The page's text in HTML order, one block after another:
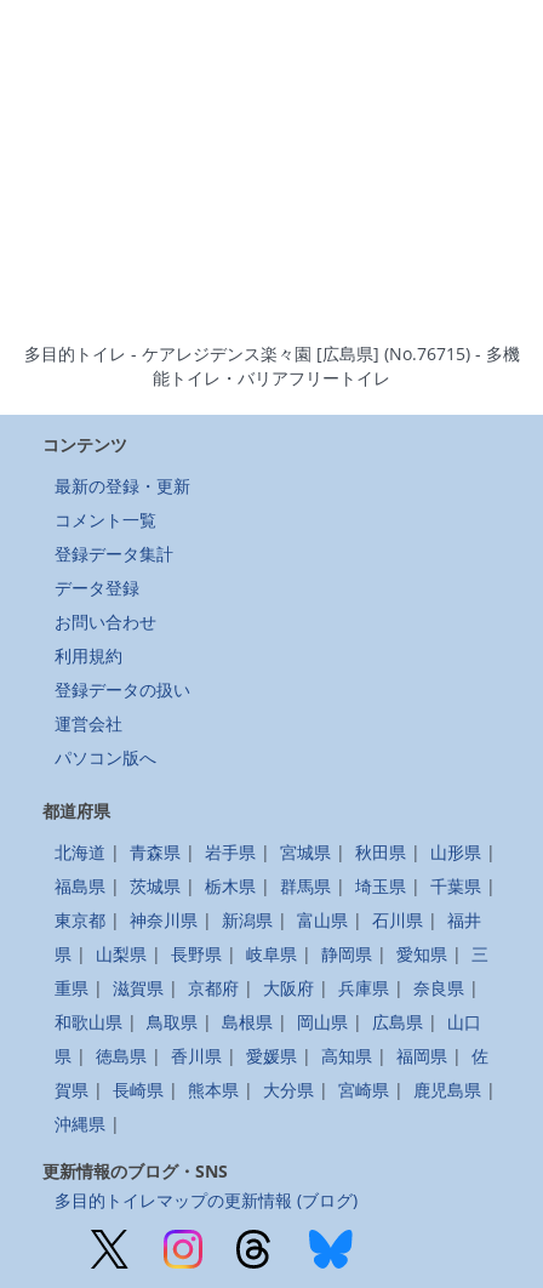
多目的トイレ - ケアレジデンス楽々園 [広島県] (No.76715) - 多機
能トイレ・バリアフリートイレ
コンテンツ
最新の登録・更新
コメント一覧
登録データ集計
データ登録
お問い合わせ
利用規約
登録データの扱い
運営会社
パソコン版へ
都道府県
北海道 | 青森県 | 岩手県 | 宮城県 | 秋田県 | 山形県 |
福島県 | 茨城県 | 栃木県 | 群馬県 | 埼玉県 | 千葉県 |
東京都 | 神奈川県 | 新潟県 | 富山県 | 石川県 | 福井
県 | 山梨県 | 長野県 | 岐阜県 | 静岡県 | 愛知県 | 三
重県 | 滋賀県 | 京都府 | 大阪府 | 兵庫県 | 奈良県 |
和歌山県 | 鳥取県 | 島根県 | 岡山県 | 広島県 | 山口
県 | 徳島県 | 香川県 | 愛媛県 | 高知県 | 福岡県 | 佐
賀県 | 長崎県 | 熊本県 | 大分県 | 宮崎県 | 鹿児島県 |
沖縄県 |
更新情報のブログ・SNS
多目的トイレマップの更新情報 (ブログ)